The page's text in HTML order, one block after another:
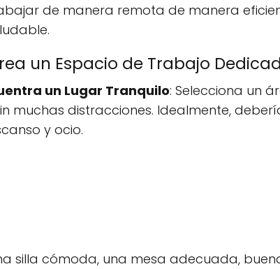
de manera remota de manera
un Espacio de Trabajo
un Lugar Tranquilo: Selecciona un
muchas distracciones. Idealmente,
y ocio.
silla cómoda, una mesa adecuada,